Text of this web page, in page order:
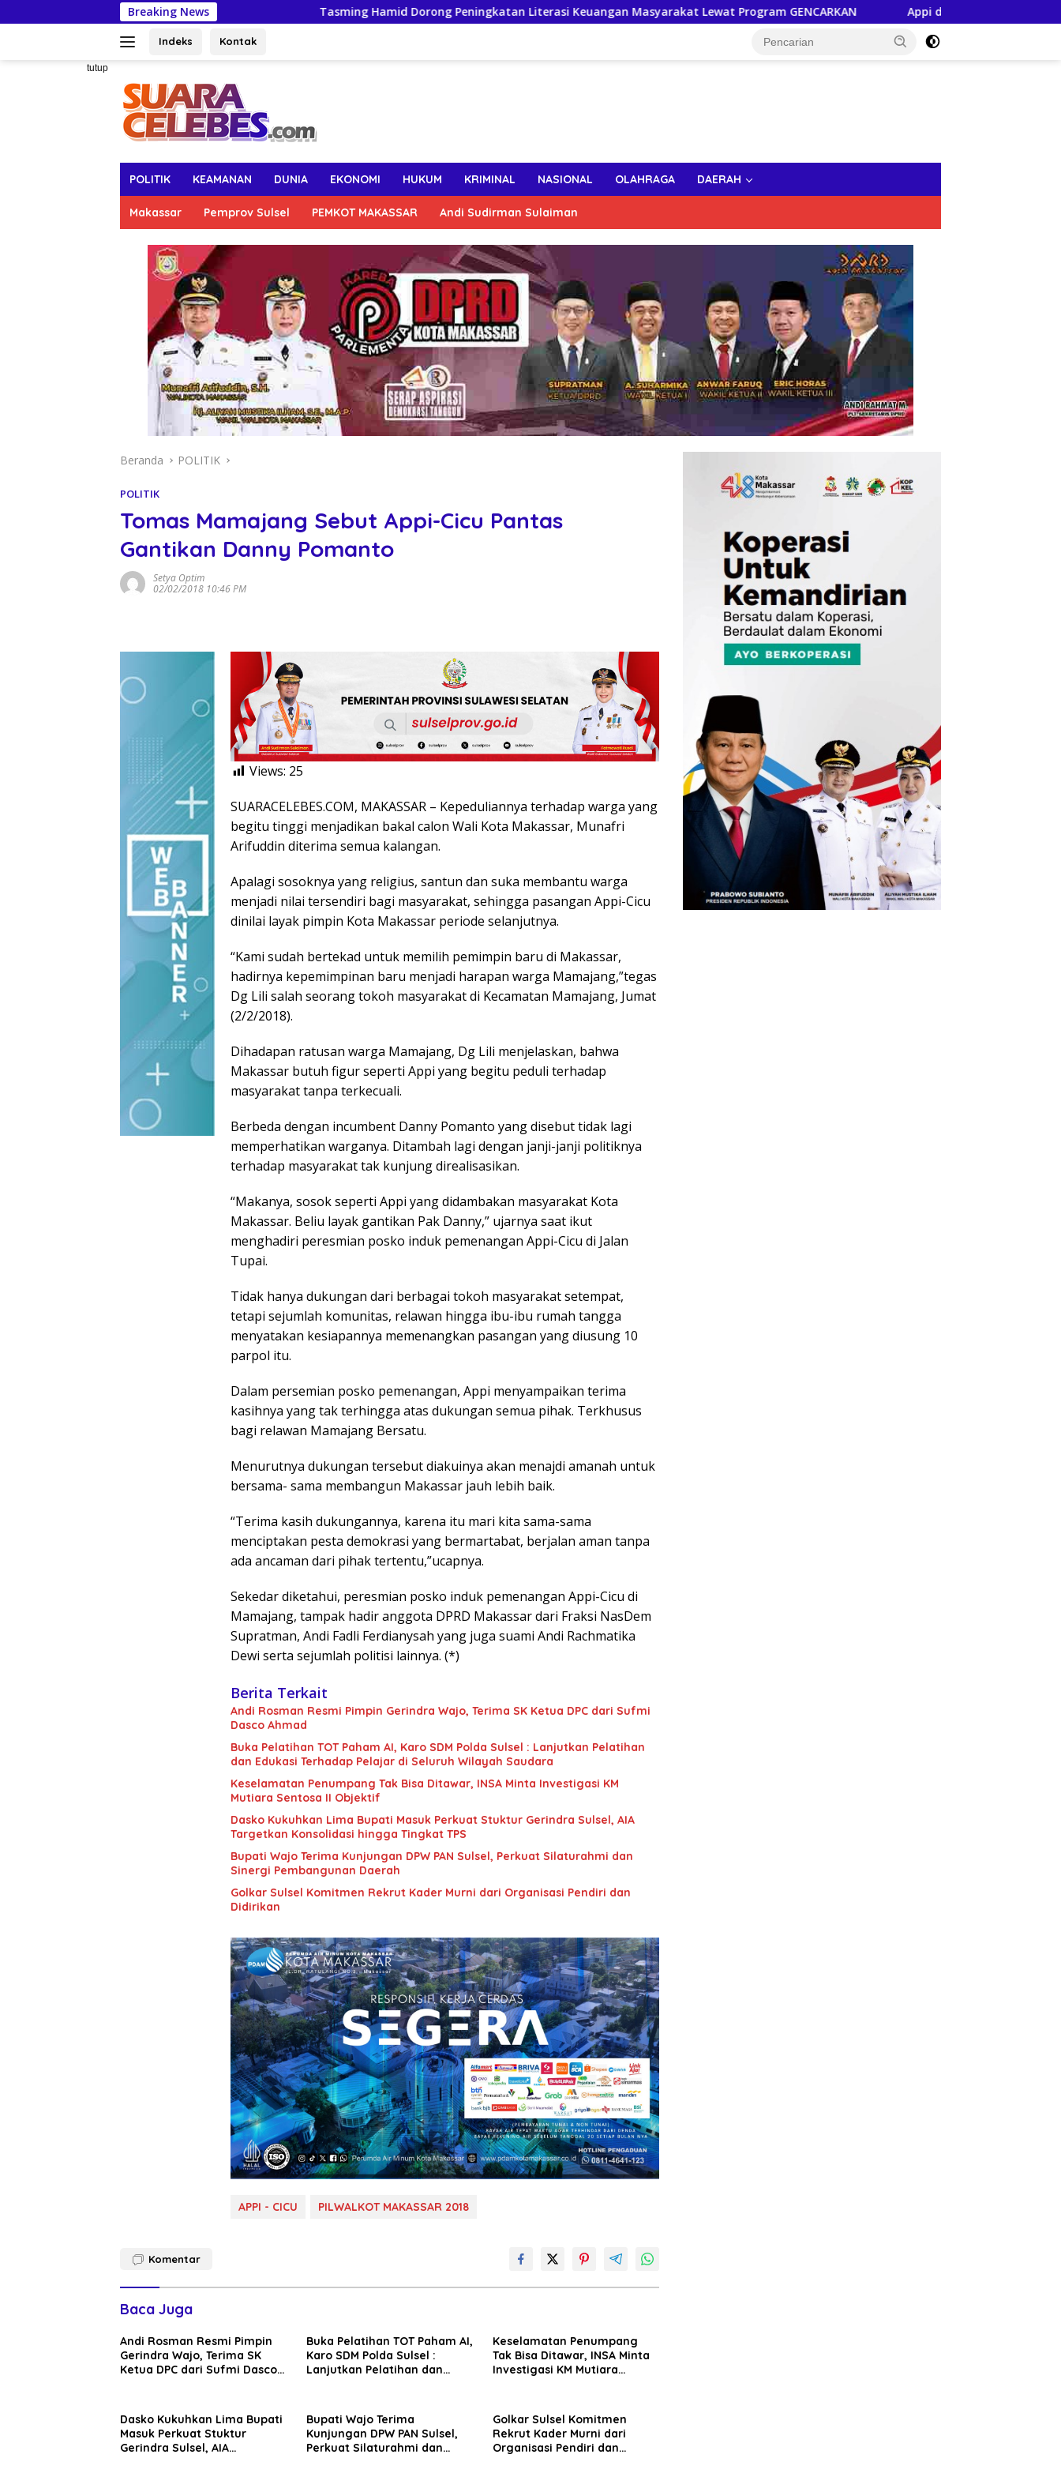
ke
Breaking News Tasming Hamid Dorong Peningkatan Literasi Keuangan Masyarakat Lewat Program GENCARKAN Appi di HUT ke-102 Perumda Air Minum:
Indeks Kontak
tutup
POLITIK KEAMANAN DUNIA EKONOMI HUKUM KRIMINAL NASIONAL OLAHRAGA DAERAH
Makassar Pemprov Sulsel PEMKOT MAKASSAR Andi Sudirman Sulaiman
Beranda POLITIK
POLITIK
Tomas Mamajang Sebut Appi-Cicu Pantas
Gantikan Danny Pomanto
Setya Optim
02/02/2018 10:46 PM
Views: 25
SUARACELEBES.COM, MAKASSAR – Kepeduliannya terhadap warga yang
begitu tinggi menjadikan bakal calon Wali Kota Makassar, Munafri
Arifuddin diterima semua kalangan.
Apalagi sosoknya yang religius, santun dan suka membantu warga
menjadi nilai tersendiri bagi masyarakat, sehingga pasangan Appi-Cicu
dinilai layak pimpin Kota Makassar periode selanjutnya.
“Kami sudah bertekad untuk memilih pemimpin baru di Makassar,
hadirnya kepemimpinan baru menjadi harapan warga Mamajang,”tegas
Dg Lili salah seorang tokoh masyarakat di Kecamatan Mamajang, Jumat
(2/2/2018).
Dihadapan ratusan warga Mamajang, Dg Lili menjelaskan, bahwa
Makassar butuh figur seperti Appi yang begitu peduli terhadap
masyarakat tanpa terkecuali.
Berbeda dengan incumbent Danny Pomanto yang disebut tidak lagi
memperhatikan warganya. Ditambah lagi dengan janji-janji politiknya
terhadap masyarakat tak kunjung direalisasikan.
“Makanya, sosok seperti Appi yang didambakan masyarakat Kota
Makassar. Beliu layak gantikan Pak Danny,” ujarnya saat ikut
menghadiri peresmian posko induk pemenangan Appi-Cicu di Jalan
Tupai.
Tidak hanya dukungan dari berbagai tokoh masyarakat setempat,
tetapi sejumlah komunitas, relawan hingga ibu-ibu rumah tangga
menyatakan kesiapannya memenangkan pasangan yang diusung 10
parpol itu.
Dalam persemian posko pemenangan, Appi menyampaikan terima
kasihnya yang tak terhingga atas dukungan semua pihak. Terkhusus
bagi relawan Mamajang Bersatu.
Menurutnya dukungan tersebut diakuinya akan menajdi amanah untuk
bersama- sama membangun Makassar jauh lebih baik.
“Terima kasih dukungannya, karena itu mari kita sama-sama
menciptakan pesta demokrasi yang bermartabat, berjalan aman tanpa
ada ancaman dari pihak tertentu,”ucapnya.
Sekedar diketahui, peresmian posko induk pemenangan Appi-Cicu di
Mamajang, tampak hadir anggota DPRD Makassar dari Fraksi NasDem
Supratman, Andi Fadli Ferdianysah yang juga suami Andi Rachmatika
Dewi serta sejumlah politisi lainnya. (*)
Berita Terkait
Andi Rosman Resmi Pimpin Gerindra Wajo, Terima SK Ketua DPC dari Sufmi
Dasco Ahmad
Buka Pelatihan TOT Paham AI, Karo SDM Polda Sulsel : Lanjutkan Pelatihan
dan Edukasi Terhadap Pelajar di Seluruh Wilayah Saudara
Keselamatan Penumpang Tak Bisa Ditawar, INSA Minta Investigasi KM
Mutiara Sentosa II Objektif
Dasko Kukuhkan Lima Bupati Masuk Perkuat Stuktur Gerindra Sulsel, AIA
Targetkan Konsolidasi hingga Tingkat TPS
Bupati Wajo Terima Kunjungan DPW PAN Sulsel, Perkuat Silaturahmi dan
Sinergi Pembangunan Daerah
Golkar Sulsel Komitmen Rekrut Kader Murni dari Organisasi Pendiri dan
Didirikan
APPI - CICU PILWALKOT MAKASSAR 2018
Komentar
Baca Juga
Andi Rosman Resmi Pimpin
Gerindra Wajo, Terima SK
Ketua DPC dari Sufmi Dasco
Buka Pelatihan TOT Paham AI,
Karo SDM Polda Sulsel :
Lanjutkan Pelatihan dan
Keselamatan Penumpang
Tak Bisa Ditawar, INSA Minta
Investigasi KM Mutiara
Dasko Kukuhkan Lima Bupati
Masuk Perkuat Stuktur
Gerindra Sulsel, AIA
Bupati Wajo Terima
Kunjungan DPW PAN Sulsel,
Perkuat Silaturahmi dan
Golkar Sulsel Komitmen
Rekrut Kader Murni dari
Organisasi Pendiri dan